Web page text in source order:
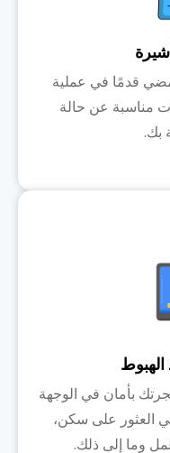
قدمًا في عملية
مناسبة عن حالة
بك.
بأمان في الوجهة
العثور على سكن،
وما إلى ذلك.